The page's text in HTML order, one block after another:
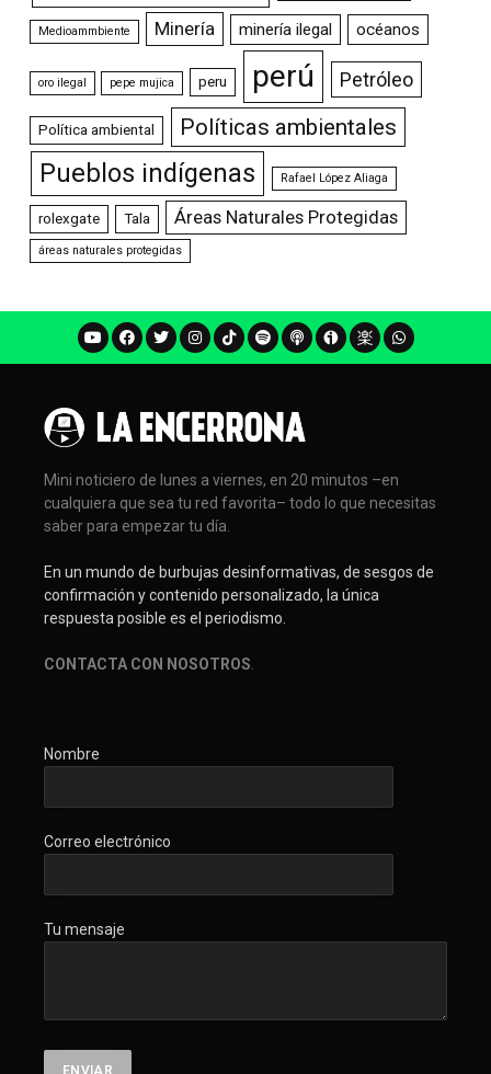
Medioammbiente Minería minería ilegal océanos
oro ilegal pepe mujica peru perú Petróleo
Política ambiental Políticas ambientales
Pueblos indígenas Rafael López Aliaga
rolexgate Tala Áreas Naturales Protegidas
áreas naturales protegidas
Mini noticiero de lunes a viernes, en 20 minutos –en
cualquiera que sea tu red favorita– todo lo que necesitas
saber para empezar tu día.
En un mundo de burbujas desinformativas, de sesgos de
confirmación y contenido personalizado, la única
respuesta posible es el periodismo.
CONTACTA CON NOSOTROS
Nombre
Correo electrónico
Tu mensaje